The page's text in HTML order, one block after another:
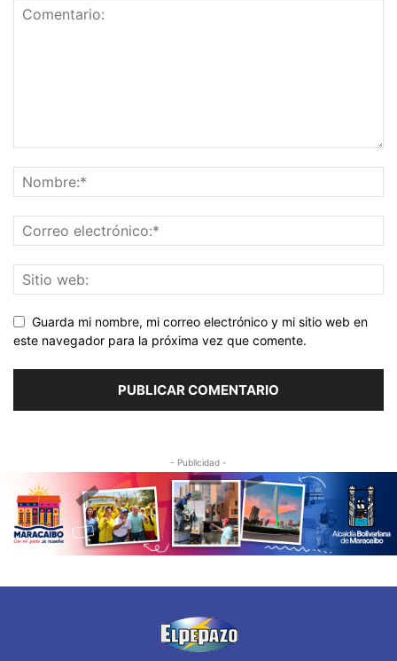
Guarda mi nombre, mi correo electrónico y mi sitio web en
este navegador para la próxima vez que comente.
- Publicidad -